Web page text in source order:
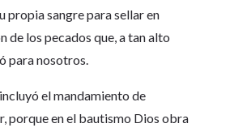
propia sangre para sellar en
de los pecados que, a tan alto
para nosotros.
el mandamiento de
porque en el bautismo Dios obra